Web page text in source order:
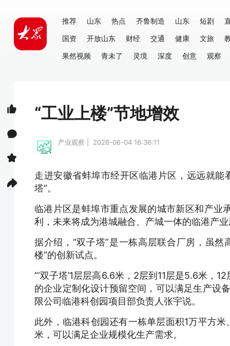
推荐 山东 热点 齐鲁制造 山东 短剧
国资
开放山东 财经 交通 健康 文旅
果然视频
青未了 灵境 深度 创意 观察
“工业上楼”节地增效
产业观察 | 2026-06-04 16:36:11
走进安徽省蚌埠市经开区临港片区，远远就
塔”。
临港片区是蚌埠市重点发展的城市新区和产业
利，未来将成为港城融合、产城一体的临港产
据介绍，“双子塔”是一栋高层联合厂房，虽
楼”的创新试点。
“‘双子塔’1层层高6.6米，2层到11层是5.6米，
的企业定制化设计预留空间，可以满足生产设
限公司临港科创园项目部负责人张宇说。
此外，临港科创园还有一栋单层面积1万平方
米，可以满足企业规模化生产需求。